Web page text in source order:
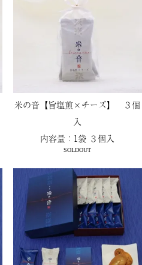
米の音【旨塩煎×チーズ】 ３個
入
内容量：1袋 ３個入
SOLDOUT